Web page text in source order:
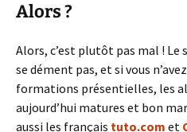
Alors ?
Alors, c’est plutôt pas mal ! Le
se dément pas, et si vous
formations présentielles, les
aujourd’hui matures et bon
aussi les français tuto.com et